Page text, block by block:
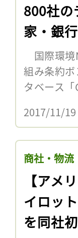
800社
家・銀
国際環境
組み条約
タベース
2017/11/19
商社・物流
【アメ
イロッ
を同社